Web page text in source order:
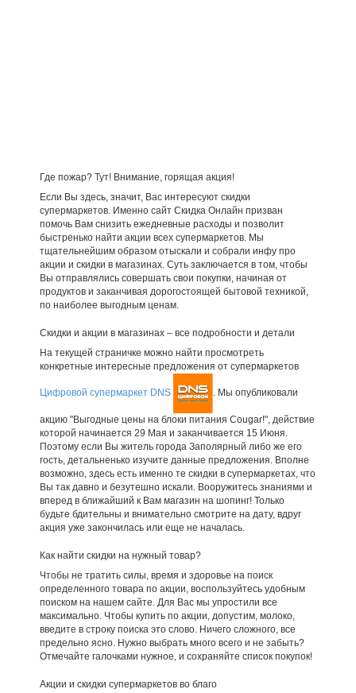
Где пожар? Тут! Внимание, горящая акция!
Если Вы здесь, значит, Вас интересуют скидки
супермаркетов. Именно сайт Скидка Онлайн призван
помочь Вам снизить ежедневные расходы и позволит
быстренько найти акции всех супермаркетов. Мы
тщательнейшим образом отыскали и собрали инфу про
акции и скидки в магазинах. Суть заключается в том, чтобы
Вы отправлялись совершать свои покупки, начиная от
продуктов и заканчивая дорогостоящей бытовой техникой,
по наиболее выгодным ценам.
Скидки и акции в магазинах – все подробности и детали
На текущей страничке можно найти просмотреть
конкретные интересные предложения от супермаркетов
Цифровой супермаркет DNS . Мы опубликовали
акцию "Выгодные цены на блоки питания Cougar!", действие
которой начинается 29 Мая и заканчивается 15 Июня.
Поэтому если Вы житель города Заполярный либо же его
гость, детальненько изучите данные предложения. Вполне
возможно, здесь есть именно те скидки в супермаркетах, что
Вы так давно и безутешно искали. Вооружитесь знаниями и
вперед в ближайший к Вам магазин на шопинг! Только
будьте бдительны и внимательно смотрите на дату, вдруг
акция уже закончилась или еще не началась.
Как найти скидки на нужный товар?
Чтобы не тратить силы, время и здоровье на поиск
определенного товара по акции, воспользуйтесь удобным
поиском на нашем сайте. Для Вас мы упростили все
максимально. Чтобы купить по акции, допустим, молоко,
введите в строку поиска это слово. Ничего сложного, все
предельно ясно. Нужно выбрать много всего и не забыть?
Отмечайте галочками нужное, и сохраняйте список покупок!
Акции и скидки супермаркетов во благо